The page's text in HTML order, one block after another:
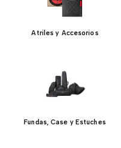
Atriles y Accesorios
Fundas, Case y Estuches